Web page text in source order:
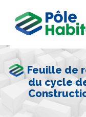
Feuille de
du cycle